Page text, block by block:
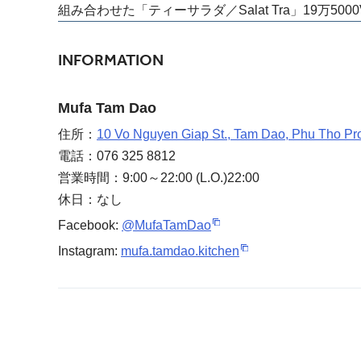
組み合わせた「ティーサラダ／Salat Tra」19万
INFORMATION
Mufa Tam Dao
住所： 10 Vo Nguyen Giap St., Tam Dao, Phu Tho
電話：076 325 8812
営業時間：9:00～22:00 (L.O.)22:00
休日：なし
Facebook: @MufaTamDao
Instagram: mufa.tamdao.kitchen